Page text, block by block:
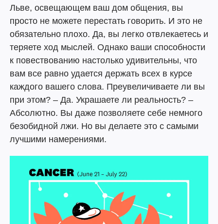
Льве, освещающем ваш дом общения, вы
просто не можете перестать говорить. И это не
обязательно плохо. Да, вы легко отвлекаетесь и
теряете ход мыслей. Однако ваши способности
к повествованию настолько удивительны, что
вам все равно удается держать всех в курсе
каждого вашего слова. Преувеличиваете ли вы
при этом? – Да. Украшаете ли реальность? –
Абсолютно. Вы даже позволяете себе немного
безобидной лжи. Но вы делаете это с самыми
лучшими намерениями.